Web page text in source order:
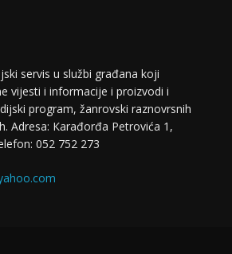
servis u službi građana koji
vijesti i informacije i proizvodi i
program, žanrovski raznovrsnih
Adresa: Кarađorđa Petrovića 1,
052 752 273